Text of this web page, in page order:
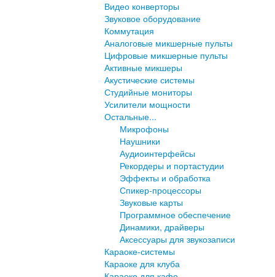
Видео конверторы
Звуковое оборудование
Коммутация
Аналоговые микшерные пульты
Цифровые микшерные пульты
Активные микшеры
Акустические системы
Студийные мониторы
Усилители мощности
Остальные...
Микрофоны
Наушники
Аудиоинтерфейсы
Рекордеры и портастудии
Эффекты и обработка
Спикер-процессоры
Звуковые карты
Программное обеспечение
Динамики, драйверы
Аксессуары для звукозаписи
Караоке-системы
Караоке для клуба